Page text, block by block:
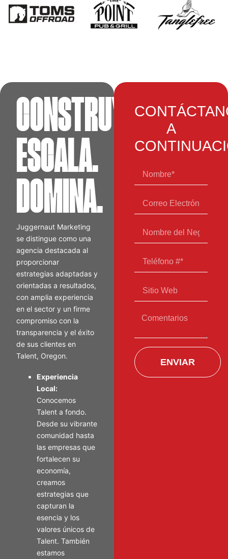
CONSTRUYE.
ESCALA.
DOMINA.
Juggernaut Marketing
se distingue como una
agencia destacada al
proporcionar
estrategias adaptadas y
orientadas a resultados,
con amplia experiencia
en el sector y un firme
compromiso con la
transparencia y el éxito
de sus clientes en
Talent, Oregon.
Experiencia
Local:
Conocemos
Talent a fondo.
Desde su vibrante
comunidad hasta
las empresas que
fortalecen su
economía,
creamos
estrategias que
capturan la
esencia y los
valores únicos de
Talent. También
estamos
A
ENVIAR